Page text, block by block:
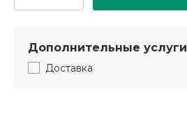
Дополнительные услуги
Доставка